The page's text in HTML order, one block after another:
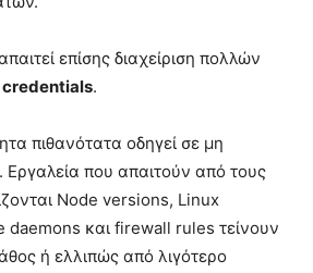
επίσης διαχείριση πολλών
credentials.
πιθανότατα οδηγεί σε μη
Εργαλεία που απαιτούν από τους
Node versions, Linux
και firewall rules τείνουν
ή ελλιπώς από λιγότερο